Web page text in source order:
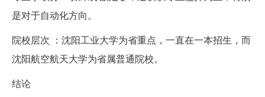
是对于自动化方向。
院校层次 ：沈阳工业大学为省重点，一直在一本招生，而
沈阳航空航天大学为省属普通院校。
结论